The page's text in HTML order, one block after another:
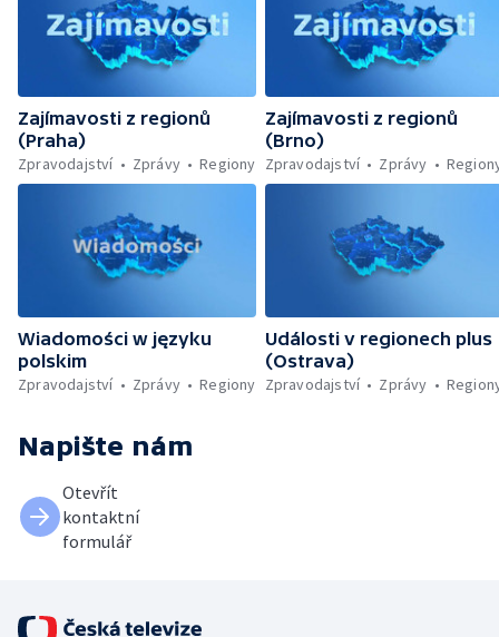
Zajímavosti z regionů
(Praha)
Zpravodajství
Zprávy Regiony
Zajímavosti z regionů
(Brno)
Zpravodajství
Zprávy
Wiadomości w języku
polskim
Zpravodajství
Zprávy Regiony
Události v regionech plus
(Ostrava)
Zpravodajství
Zprávy
Napište nám
Otevřít
kontaktní
formulář